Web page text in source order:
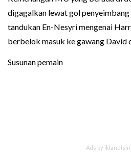
digagalkan lewat gol
tandukan En-Nesyri mengenai
berbelok masuk ke gawang David
Susunan pemain